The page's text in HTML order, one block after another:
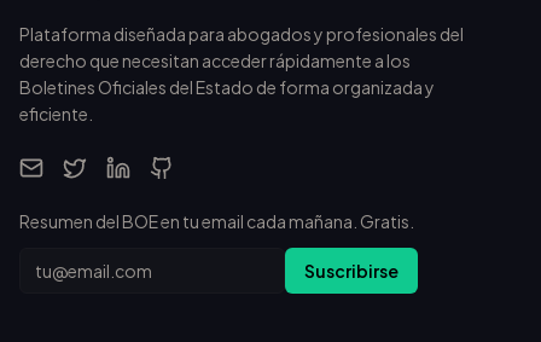
Plataforma diseñada para abogados y profesionales del
derecho que necesitan acceder rápidamente a los
Boletines Oficiales del Estado de forma organizada y
eficiente.
Resumen del BOE en tu email cada mañana. Gratis.
Email Suscribirse